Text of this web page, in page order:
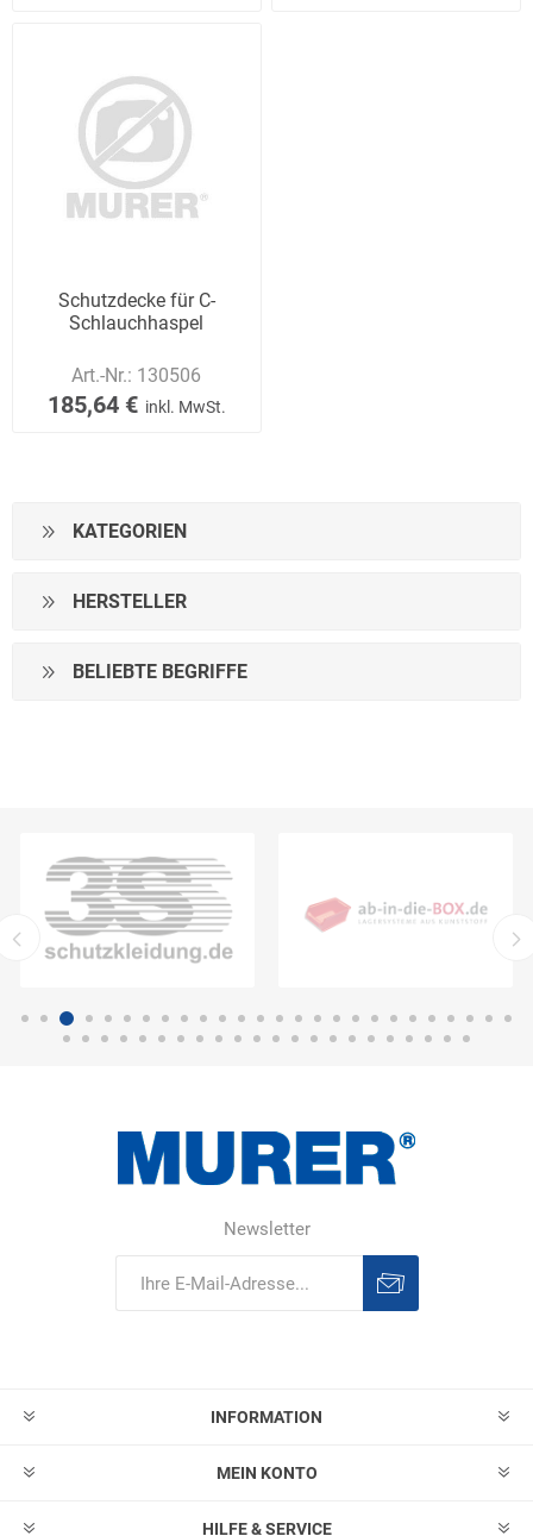
Schutzdecke für C-
Schlauchhaspel
Art.-Nr.: 130506
185,64 € inkl. MwSt.
KATEGORIEN
HERSTELLER
BELIEBTE BEGRIFFE
Newsletter
INFORMATION
MEIN KONTO
HILFE & SERVICE